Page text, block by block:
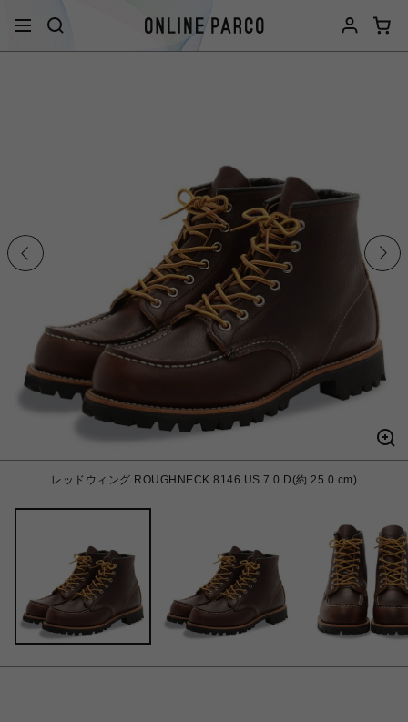
レッドウィング ROUGHNECK 8146 US 7.0 D(約 25.0 cm)